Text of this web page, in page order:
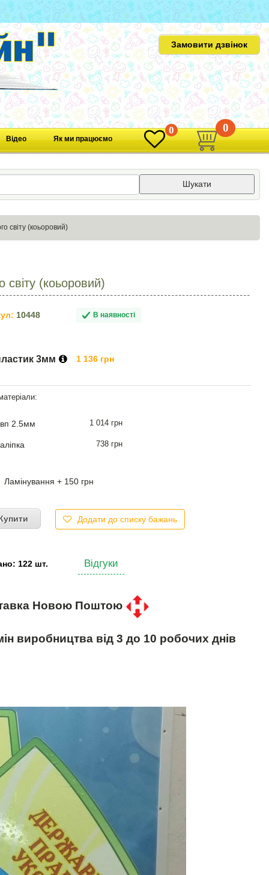
Замовити дзвінок
Відео Як ми працюємо
0 0
Шукати
світу (коьоровий)
світу (коьоровий)
10448 В наявності
3мм 1 136 грн
2.5мм 1 014 грн
738 грн
Ламінування + 150 грн
Додати до списку бажань
122 шт. Відгуки
Новою Поштою
виробництва від 3 до 10 робочих днів